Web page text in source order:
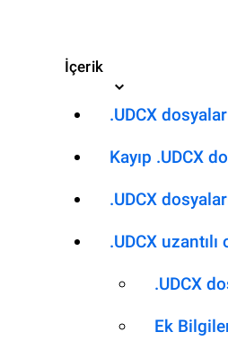
İçerik
.UDCX
Kayıp .UDCX
.UDCX
.UDCX uzantılı
.UDCX
Ek